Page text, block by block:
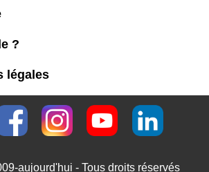
?
légales
aujourd'hui - Tous droits réservés